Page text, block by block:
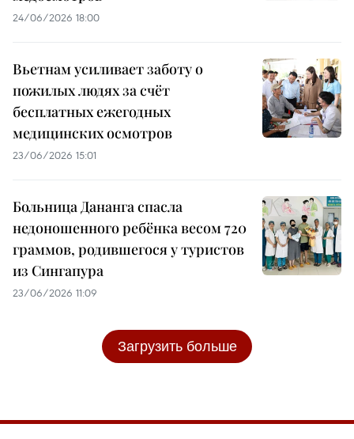
24/06/2026 18:00
Вьетнам усиливает заботу о
пожилых людях за счёт
бесплатных ежегодных
медицинских осмотров
23/06/2026 15:01
Больница Дананга спасла
недоношенного ребёнка весом 720
граммов, родившегося у туристов
из Сингапура
23/06/2026 11:09
Загрузить больше